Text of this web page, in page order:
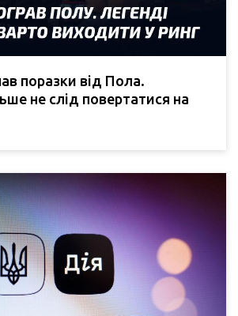
поразки від Пола.
не слід повертатися на